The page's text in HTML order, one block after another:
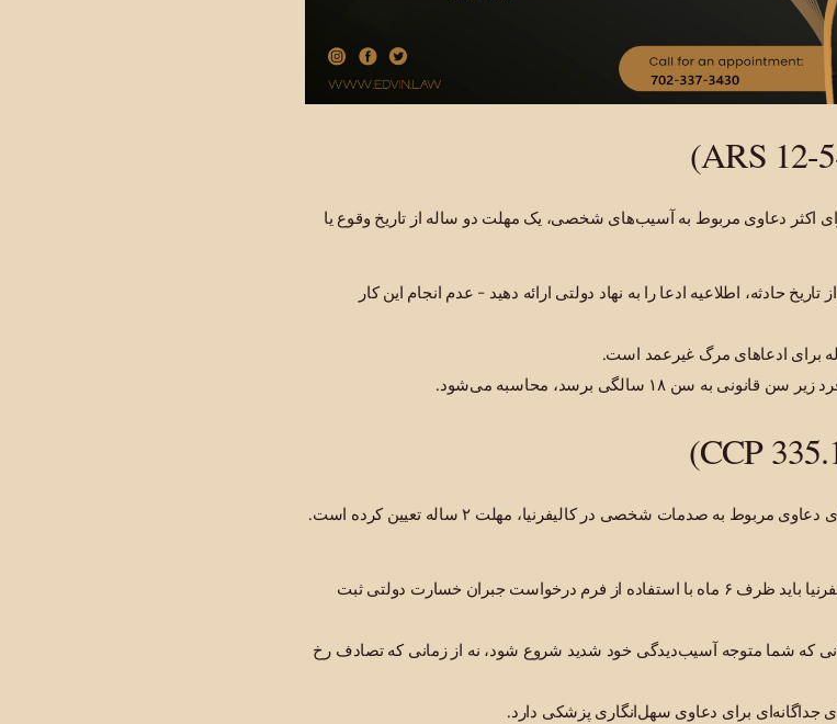
آریزونا شماره ۱۲-۵۴۲ همچنین برای اکثر دعاوی مربوط به آسیب‌های شخصی، یک مهلت دو ساله از تاریخ وقوع یا
دولتی: در آریزونا، شما باید ظرف ۱۸۰ روز از تاریخ حادثه، اطلاعیه ادعا را به نهاد دولتی ارائه دهید - عدم انجام این کار
سن ۱۸ سالگی برسد، محاسبه می‌شود.
قانون آیین دادرسی مدنی کالیفرنیا، ماده ۳۳۵.۱، برای دعاوی مربوط به صدمات شخصی در کالیفرنیا، مهلت ۲ ساله تعیین کرده است.
نهادهای دولتی: دعاوی علیه سازمان‌های دولتی کالیفرنیا باید ظرف ۶ ماه با استفاده از فرم درخواست جبران خسارت دولتی ثبت
که شما متوجه آسیب‌دیدگی خود شدید شروع شود، نه از زمانی که تصادف رخ